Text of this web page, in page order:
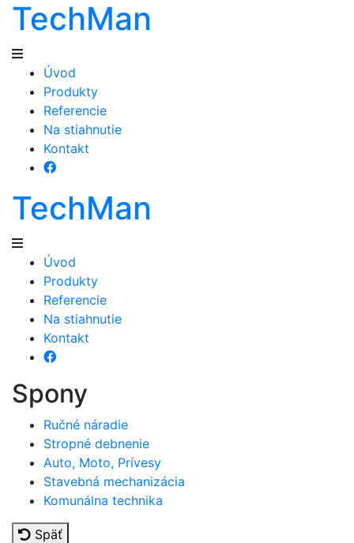
TechMan
Úvod
Produkty
Referencie
Na stiahnutie
Kontakt
TechMan
Úvod
Produkty
Referencie
Na stiahnutie
Kontakt
Spony
Ručné náradie
Stropné debnenie
Auto, Moto, Prívesy
Stavebná mechanizácia
Komunálna technika
Späť